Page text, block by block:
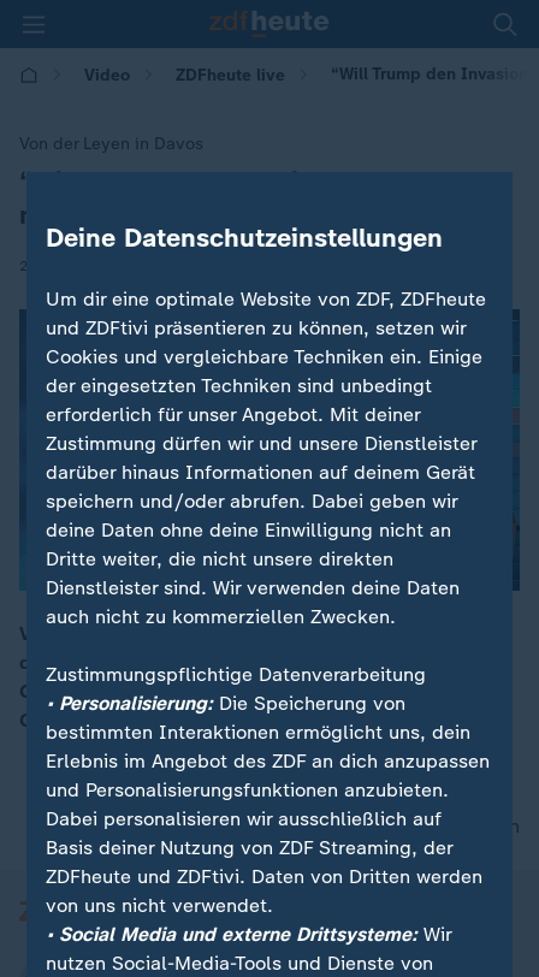
Video ZDFheute live “Will Trump den
Von der Leyen in Davos
:“Will Trump den Invasionsgrund
nehmen“
20.01.2026 | 10:23
00:15
Von der Leyen habe betont, dass Europa Sicherheit in
der Arktis wichtig sei, so ZDF-Korrespondent Röller.
Gleichzeitig habe sie auf die territoriale Integrität
Grönlands gepocht.
nach oben
Deine Datenschutzeinstellungen
Um dir eine optimale Website von ZDF, ZDFheute
und ZDFtivi präsentieren zu können, setzen wir
Cookies und vergleichbare Techniken ein. Einige
der eingesetzten Techniken sind unbedingt
erforderlich für unser Angebot. Mit deiner
Zustimmung dürfen wir und unsere Dienstleister
darüber hinaus Informationen auf deinem Gerät
speichern und/oder abrufen. Dabei geben wir
deine Daten ohne deine Einwilligung nicht an
Dritte weiter, die nicht unsere direkten
Dienstleister sind. Wir verwenden deine Daten
auch nicht zu kommerziellen Zwecken.
Zustimmungspflichtige Datenverarbeitung
• Personalisierung:Die Speicherung von
bestimmten Interaktionen ermöglicht uns, dein
Erlebnis im Angebot des ZDF an dich anzupassen
und Personalisierungsfunktionen anzubieten.
Dabei personalisieren wir ausschließlich auf
Basis deiner Nutzung von ZDF Streaming, der
ZDFheute und ZDFtivi. Daten von Dritten werden
von uns nicht verwendet.
• Social Media und externe Drittsysteme:Wir
nutzen Social-Media-Tools und Dienste von